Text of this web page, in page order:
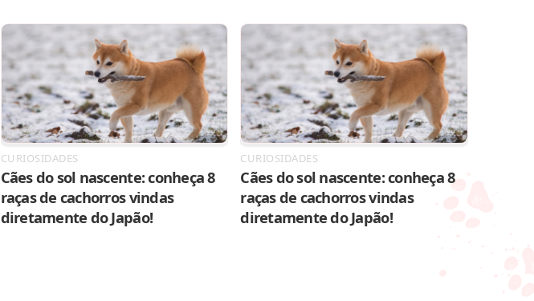
CURIOSIDADES
Cães do sol nascente: conheça 8
raças de cachorros vindas
diretamente do Japão!
CURIOSIDADES
Cães do sol nascente: conheça 8
raças de cachorros vindas
diretamente do Japão!